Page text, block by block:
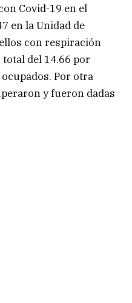
Covid-19 en el
en la Unidad de
con respiración
del 14.66 por
Por otra
y fueron dadas